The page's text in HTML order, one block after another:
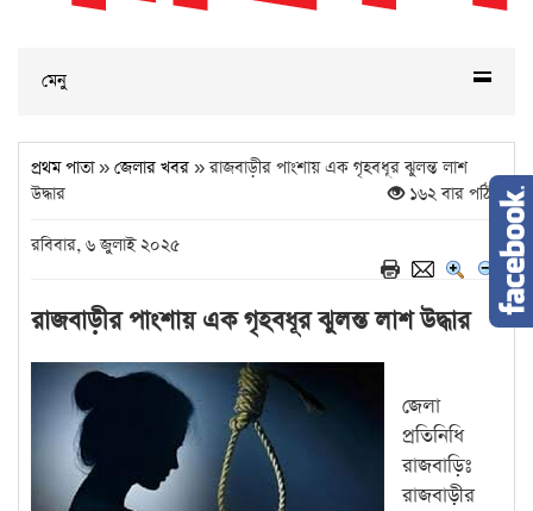
মেনু
প্রথম পাতা» জেলার খবর » রাজবাড়ীর পাংশায় এক গৃহবধূর ঝুলন্ত লাশ
উদ্ধার
১৬২ বার পঠিত
রবিবার, ৬ জুলাই ২০২৫
রাজবাড়ীর পাংশায় এক গৃহবধূর ঝুলন্ত লাশ উদ্ধার
জেলা
প্রতিনিধি
রাজবাড়িঃ
রাজবাড়ীর